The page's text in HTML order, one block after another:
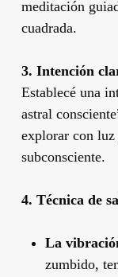
meditación
cuadrada.
3. Intención
Establecé una
astral
explorar con
subconsciente.
4. Técnica de
La
zumbido,